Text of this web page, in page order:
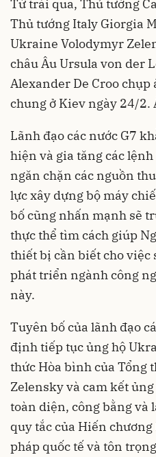
Từ trái qua, Thủ tướng
Thủ tướng Italy Giorgia
Ukraine Volodymyr
châu Âu Ursula von der
Alexander De Croo chụp
chung ở Kiev ngày 24/2.
Lãnh đạo các nước G7
hiện và gia tăng các
ngăn chặn các nguồn
lực xây dựng bộ máy
bố cũng nhấn mạnh sẽ
thực thể tìm cách giúp
thiết bị cần biết cho việc
phát triển ngành công
này.
Tuyên bố của lãnh đạo
định tiếp tục ủng hộ
thức Hòa bình của Tổng
Zelensky và cam kết
toàn diện, công bằng và
quy tắc của Hiến
pháp quốc tế và tôn